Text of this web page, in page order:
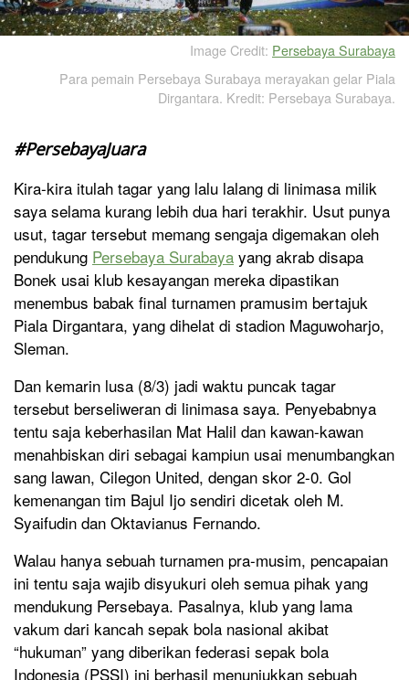
Image Credit: Persebaya Surabaya
Para pemain Persebaya Surabaya merayakan gelar Piala
Dirgantara. Kredit: Persebaya Surabaya.
#PersebayaJuara
Kira-kira itulah tagar yang lalu lalang di linimasa milik
saya selama kurang lebih dua hari terakhir. Usut punya
usut, tagar tersebut memang sengaja digemakan oleh
pendukung Persebaya Surabaya yang akrab disapa
Bonek usai klub kesayangan mereka dipastikan
menembus babak final turnamen pramusim bertajuk
Piala Dirgantara, yang dihelat di stadion Maguwoharjo,
Sleman.
Dan kemarin lusa (8/3) jadi waktu puncak tagar
tersebut berseliweran di linimasa saya. Penyebabnya
tentu saja keberhasilan Mat Halil dan kawan-kawan
menahbiskan diri sebagai kampiun usai menumbangkan
sang lawan, Cilegon United, dengan skor 2-0. Gol
kemenangan tim Bajul Ijo sendiri dicetak oleh M.
Syaifudin dan Oktavianus Fernando.
Walau hanya sebuah turnamen pra-musim, pencapaian
ini tentu saja wajib disyukuri oleh semua pihak yang
mendukung Persebaya. Pasalnya, klub yang lama
vakum dari kancah sepak bola nasional akibat
“hukuman” yang diberikan federasi sepak bola
Indonesia (PSSI) ini berhasil menunjukkan sebuah